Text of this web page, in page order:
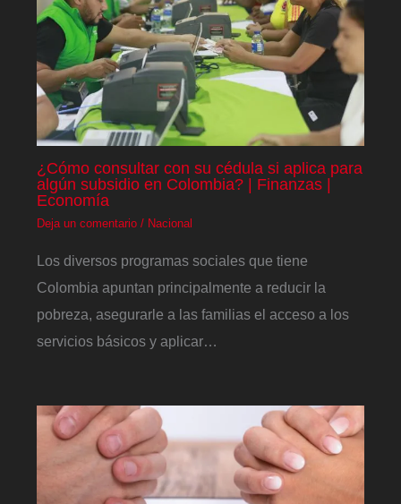
¿Cómo consultar con su cédula si aplica para
algún subsidio en Colombia? | Finanzas |
Economía
Deja un comentario / Nacional
Los diversos programas sociales que tiene
Colombia apuntan principalmente a reducir la
pobreza, asegurarle a las familias el acceso a los
servicios básicos y aplicar…